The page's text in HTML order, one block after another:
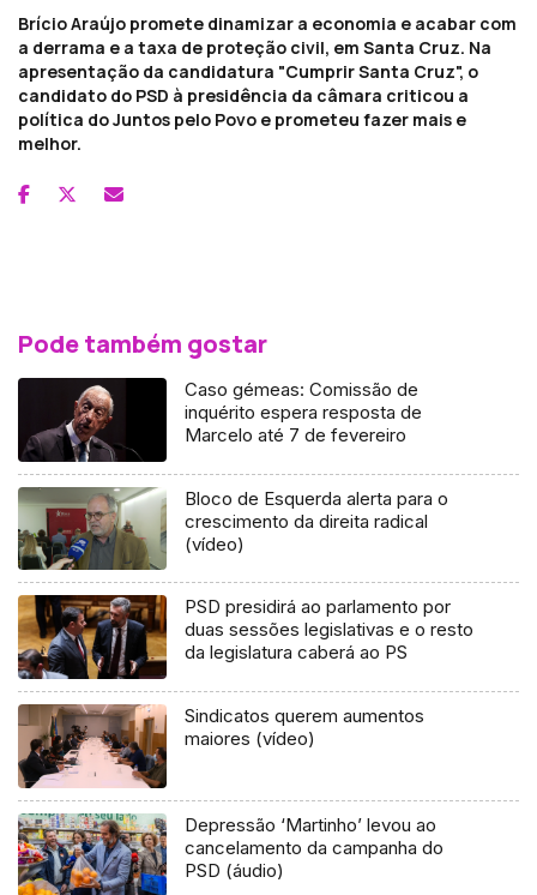
Brício Araújo promete dinamizar a economia e acabar com
a derrama e a taxa de proteção civil, em Santa Cruz. Na
apresentação da candidatura "Cumprir Santa Cruz", o
candidato do PSD à presidência da câmara criticou a
política do Juntos pelo Povo e prometeu fazer mais e
melhor.
Pode também gostar
Caso gémeas: Comissão de
inquérito espera resposta de
Marcelo até 7 de fevereiro
Bloco de Esquerda alerta para o
crescimento da direita radical
(vídeo)
PSD presidirá ao parlamento por
duas sessões legislativas e o resto
da legislatura caberá ao PS
Sindicatos querem aumentos
maiores (vídeo)
Depressão ‘Martinho’ levou ao
cancelamento da campanha do
PSD (áudio)